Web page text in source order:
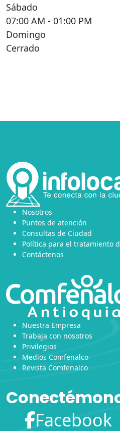
Sábado
07:00 AM - 01:00 PM
Domingo
Cerrado
Nosotros
Puntos de atención
Consultas de Ciudad
Política para el tratamiento
Contáctenos
Nuestra Empresa
Trabaja con nosotros
Privilegios
Medios Comfenalco
Revista Comfenalco
Facebook